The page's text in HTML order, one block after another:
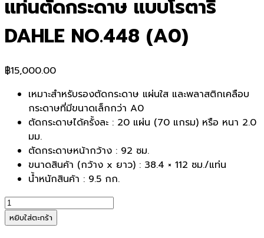
แท่นตัดกระดาษ แบบโรตารี่
DAHLE NO.448 (A0)
฿15,000.00
เหมาะสำหรับรองตัดกระดาษ แผ่นใส และพลาสติกเคลือบ
กระดาษที่มีขนาดเล็กกว่า A0
ตัดกระดาษได้ครั้งละ : 20 แผ่น (70 แกรม) หรือ หนา 2.0
มม.
ตัดกระดาษหน้ากว้าง : 92 ซม.
ขนาดสินค้า (กว้าง x ยาว) : 38.4 × 112 ซม./แท่น
น้ำหนักสินค้า : 9.5 กก.
จำนวน
แท่น
ตัด
หยิบใส่ตะกร้า